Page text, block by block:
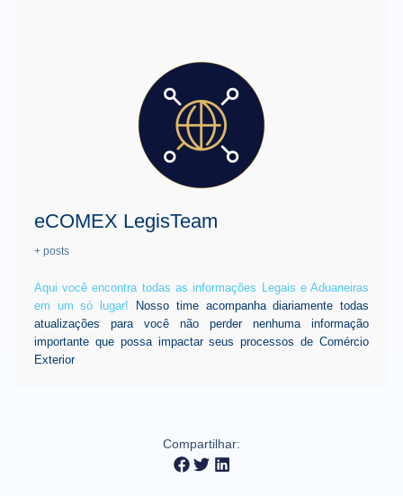
eCOMEX LegisTeam
+ posts
Aqui você encontra todas as informações Legais e Aduaneiras
em um só lugar! Nosso time acompanha diariamente todas
atualizações para você não perder nenhuma informação
importante que possa impactar seus processos de Comércio
Exterior
Compartilhar: